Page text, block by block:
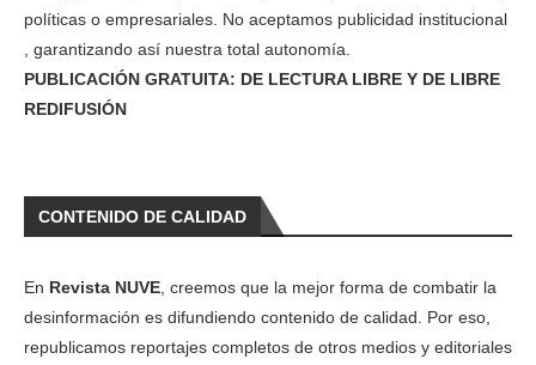
políticas o empresariales. No aceptamos publicidad institucional
, garantizando así nuestra total autonomía.
PUBLICACIÓN GRATUITA: DE LECTURA LIBRE Y DE LIBRE
REDIFUSIÓN
CONTENIDO DE CALIDAD
En Revista NUVE , creemos que la mejor forma de combatir la
desinformación es difundiendo contenido de calidad. Por eso,
republicamos reportajes completos de otros medios y editoriales